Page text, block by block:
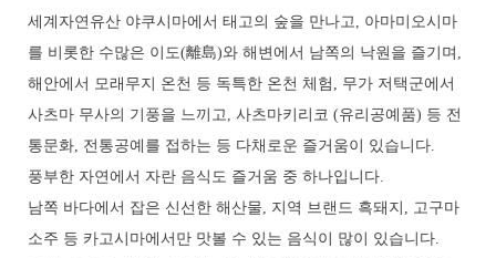
세계자연유산 야쿠시마에서 태고의 숲을 만나고, 아마미오시마
를 비롯한 수많은 이도(離島)와 해변에서 남쪽의 낙원을 즐기며,
해안에서 모래무지 온천 등 독특한 온천 체험, 무가 저택군에서
사츠마 무사의 기풍을 느끼고, 사츠마키리코 (유리공예품) 등 전
통문화, 전통공예를 접하는 등 다채로운 즐거움이 있습니다.
풍부한 자연에서 자란 음식도 즐거움 중 하나입니다.
남쪽 바다에서 잡은 신선한 해산물, 지역 브랜드 흑돼지, 고구마
소주 등 카고시마에서만 맛볼 수 있는 음식이 많이 있습니다.